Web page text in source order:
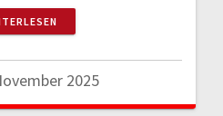
2025